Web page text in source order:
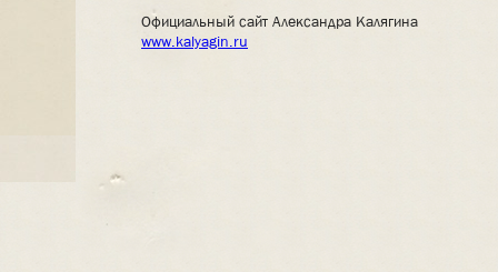
Официальный сайт Александра Калягина
www.kalyagin.ru